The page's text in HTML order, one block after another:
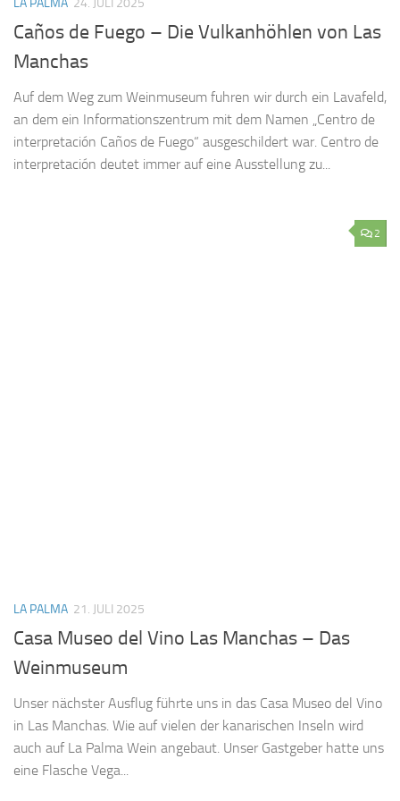
Caños de Fuego – Die Vulkanhöhlen von Las
Manchas
Auf dem Weg zum Weinmuseum fuhren wir durch ein Lavafeld,
an dem ein Informationszentrum mit dem Namen „Centro de
interpretación Caños de Fuego“ ausgeschildert war. Centro de
interpretación deutet immer auf eine Ausstellung zu...
2
LA PALMA 21. JULI 2025
Casa Museo del Vino Las Manchas – Das
Weinmuseum
Unser nächster Ausflug führte uns in das Casa Museo del Vino
in Las Manchas. Wie auf vielen der kanarischen Inseln wird
auch auf La Palma Wein angebaut. Unser Gastgeber hatte uns
eine Flasche Vega...